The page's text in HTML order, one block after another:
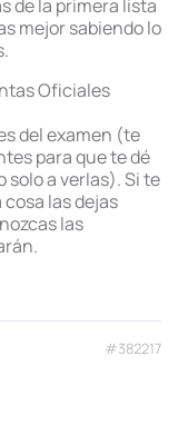
de la primera lista
mejor sabiendo lo
Oficiales
del examen (te
para que te dé
a verlas). Si te
las dejas
las
#382217